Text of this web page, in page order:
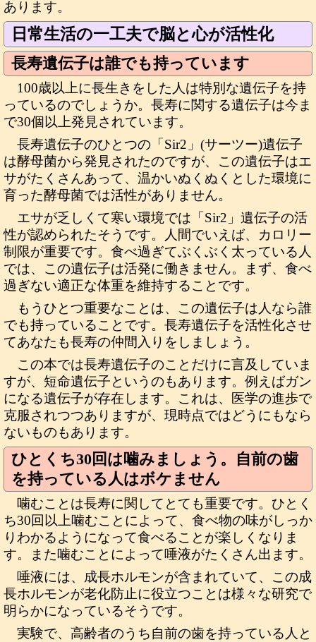
あります。
日常生活の一工夫で脳と心が活性化
長寿遺伝子は誰でも持っています
100歳以上に長生きをした人は特別な遺伝子を持
っているのでしょうか。長寿に関する遺伝子は今ま
で30個以上発見されています。
長寿遺伝子のひとつの「Sir2」(サーツー)遺伝子
は酵母菌から発見されたのですが、この遺伝子はエ
サがたくさんあって、温かいぬくぬくとした環境に
育った酵母菌では活性がありません。
エサが乏しくて寒い環境では「Sir2」遺伝子の活
性が認められたそうです。人間でいえば、カロリー
制限が重要です。食べ過ぎてぶくぶく太っている人
では、この遺伝子は活発に働きません。まず、食べ
過ぎない適正な体重を維持することです。
もうひとつ重要なことは、この遺伝子は人なら誰
でも持っていることです。長寿遺伝子を活性化させ
てあなたも長寿の仲間入りをしましょう。
この本では長寿遺伝子のことだけに言及していま
すが、短命遺伝子というのもあります。例えばガン
になる遺伝子が存在します。これは、医学の進歩で
克服されつつありますが、現時点ではどうにもなら
ないものもあります。
ひとくち30回は噛みましょう。自前の歯
を持っている人はボケません
噛むことは長寿に関してとても重要です。ひとく
ち30回以上噛むことによって、食べ物の味がしっか
りわかるようになって食べることが楽しくなりま
す。また噛むことによって唾液がたくさん出ます。
唾液には、成長ホルモンが含まれていて、この成
長ホルモンが老化防止に役立つことは様々な研究で
明らかになっているそうです。
実験で、高齢者のうち自前の歯を持っている人と